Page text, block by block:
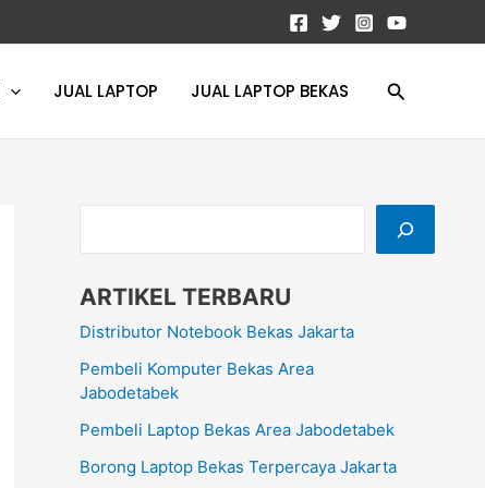
JUAL LAPTOP JUAL LAPTOP BEKAS Cari
a
r
ARTIKEL TERBARU
Distributor Notebook Bekas Jakarta
Pembeli Komputer Bekas Area
Jabodetabek
Pembeli Laptop Bekas Area Jabodetabek
Borong Laptop Bekas Terpercaya Jakarta